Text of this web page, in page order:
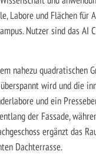
Labore und Flächen für
Nutzer sind das AI
nahezu quadratischen
wird und die
und ein
der Fassade,
ergänzt das
Dachterrasse.